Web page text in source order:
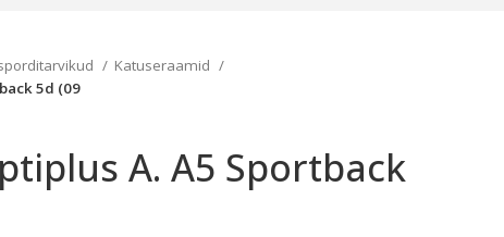
Katuseraamid
5d (09
A. A5 Sportback